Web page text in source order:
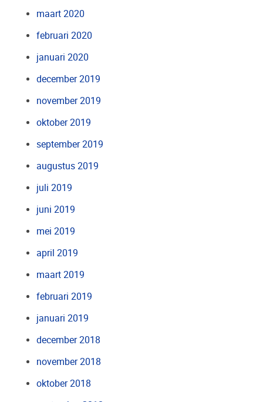
maart 2020
februari 2020
januari 2020
december 2019
november 2019
oktober 2019
september 2019
augustus 2019
juli 2019
juni 2019
mei 2019
april 2019
maart 2019
februari 2019
januari 2019
december 2018
november 2018
oktober 2018